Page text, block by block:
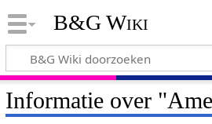
B&G Wiki
Informatie over